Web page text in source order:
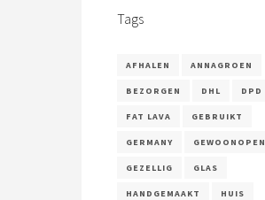
Tags
AFHALEN ANNAGROEN
BEZORGEN DHL DPD
FAT LAVA GEBRUIKT
GERMANY GEWOONOPEN
GEZELLIG GLAS
HANDGEMAAKT HUIS